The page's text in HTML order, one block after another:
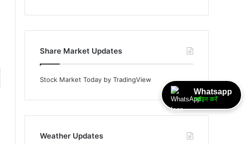
Share Market Updates
Stock Market Today by TradingView
Weather Updates
Whatsapp
ज्वॉइन करें